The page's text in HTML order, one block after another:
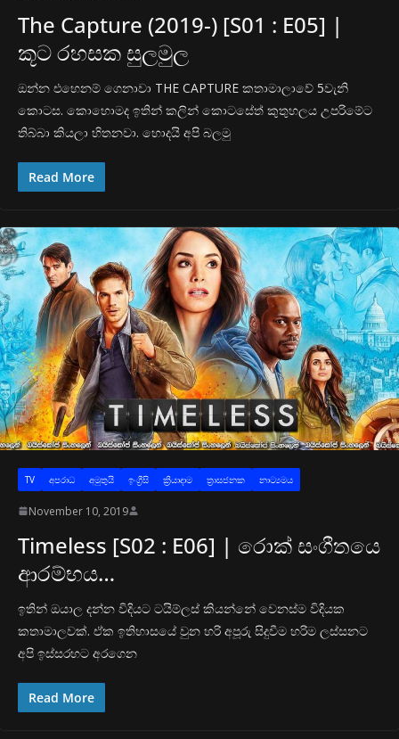
The Capture (2019-) [S01 : E05] |
කූට රහසක සුලමුල
ඔන්න එහෙනම් ගෙනාවා THE CAPTURE කතාමාලාවේ 5වැනි
කොටස. කොහොමද ඉතින් කලින් කොටසේත් කුතුහලය උපරිමේට
තිබ්බා කියලා හිතනවා. හොදයි අපි බලමු
Read More
TV අප‍රාධ අමුතුයි ඉංග්‍රීසි ක්‍රියාදාම ත්‍රාසජනක නාට්‍යමය
November 10, 2019
Timeless [S02 : E06] | රොක් සංගීතයෙ
ආරම්භය…
ඉතින් ඔයාල දන්න විදියට ටයිම්ලස් කියන්නේ වෙනස්ම විදියක
කතාමාලවක්. ඒක ඉතිහාසයේ වුන හරි අපූරු සිදුවීම හරිම ලස්සනට
අපි ඉස්සරහට අරගෙන
Read More